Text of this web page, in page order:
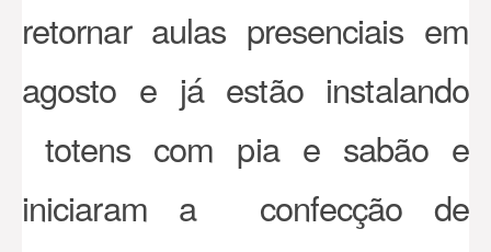
retornar aulas presenciais em
agosto e já estão instalando
totens com pia e sabão e
iniciaram a confecção de